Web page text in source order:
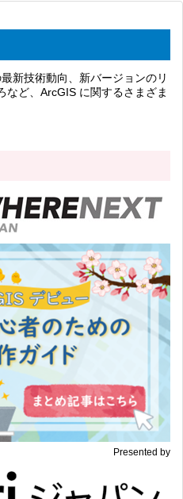
新技術動向、新バージョンのリ
など、ArcGIS に関するさまざま
Presented by